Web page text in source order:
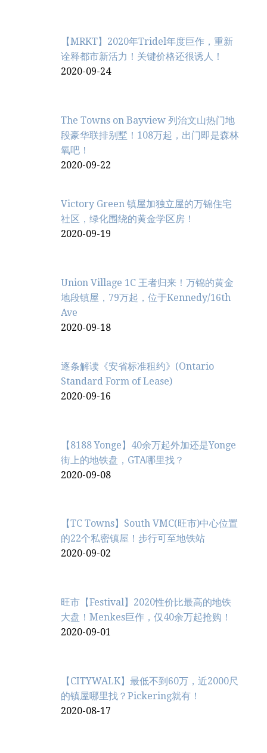
【MRKT】2020年Tridel年度巨作，重新
诠释都市新活力！关键价格还很诱人！
2020-09-24
The Towns on Bayview 列治文山热门地
段豪华联排别墅！108万起，出门即是森林
氧吧！
2020-09-22
Victory Green 镇屋加独立屋的万锦住宅
社区，绿化围绕的黄金学区房！
2020-09-19
Union Village 1C 王者归来！万锦的黄金
地段镇屋，79万起，位于Kennedy/16th
Ave
2020-09-18
逐条解读《安省标准租约》(Ontario
Standard Form of Lease)
2020-09-16
【8188 Yonge】40余万起外加还是Yonge
街上的地铁盘，GTA哪里找？
2020-09-08
【TC Towns】South VMC(旺市)中心位置
的22个私密镇屋！步行可至地铁站
2020-09-02
旺市【Festival】2020性价比最高的地铁
大盘！Menkes巨作，仅40余万起抢购！
2020-09-01
【CITYWALK】最低不到60万，近2000尺
的镇屋哪里找？Pickering就有！
2020-08-17